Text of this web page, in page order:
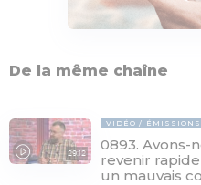
De la même chaîne
29:12
VIDÉO ÉMISSIONS
0893. Avons-
revenir
un mauvais